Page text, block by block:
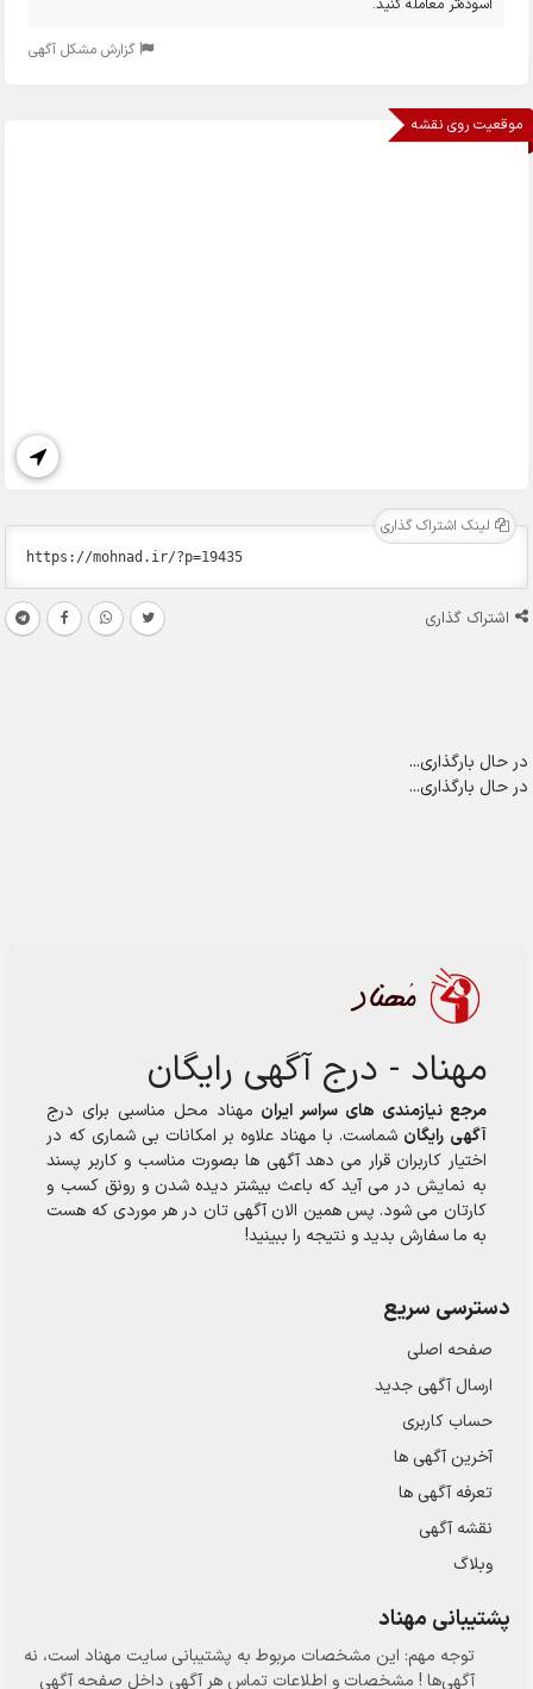
آسوده‌تر معامله کنید.
گزارش مشکل آگهی
موقعیت روی نقشه
لینک اشتراک گذاری
اشتراک گذاری
در حال بارگذاری...
در حال بارگذاری...
مهناد - درج آگهی رایگان
مرجع نیازمندی های سراسر ایران مهناد محل مناسبی برای درج
آگهی رایگان شماست. با مهناد علاوه بر امکانات بی شماری که در
اختیار کاربران قرار می دهد آگهی ها بصورت مناسب و کاربر پسند
به نمایش در می آید که باعث بیشتر دیده شدن و رونق کسب و
کارتان می شود. پس همین الان آگهی تان در هر موردی که هست
به ما سفارش بدید و نتیجه را ببینید!
دسترسی سریع
صفحه اصلی
ارسال‌ آگهی جدید
حساب کاربری
آخرین آگهی ها
تعرفه آگهی ها
نقشه آگهی
وبلاگ
پشتیبانی مهناد
توجه مهم: این مشخصات مربوط به پشتیبانی سایت مهناد است، نه
آگهی‌ها ! مشخصات و اطلاعات تماس هر آگهی داخل صفحه آگهی